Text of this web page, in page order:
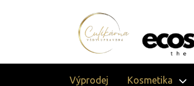
Výprodej Kosmetika